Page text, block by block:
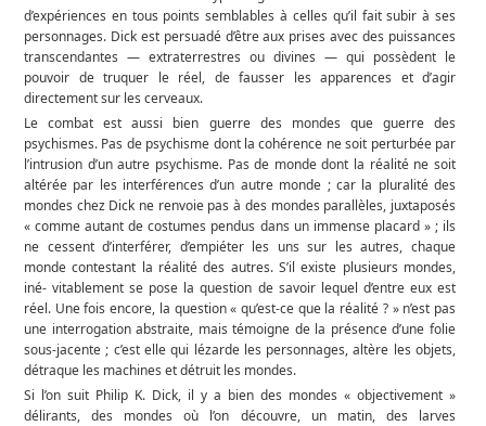
d’expériences en tous points semblables à celles qu’il fait subir à ses
personnages. Dick est persuadé d’être aux prises avec des puissances
transcendantes — extraterrestres ou divines — qui possèdent le
pouvoir de truquer le réel, de fausser les apparences et d’agir
directement sur les cerveaux.
Le combat est aussi bien guerre des mondes que guerre des
psychismes. Pas de psychisme dont la cohérence ne soit perturbée par
l’intrusion d’un autre psychisme. Pas de monde dont la réalité ne soit
altérée par les interférences d’un autre monde ; car la pluralité des
mondes chez Dick ne renvoie pas à des mondes parallèles, juxtaposés
« comme autant de costumes pendus dans un immense placard » ; ils
ne cessent d’interférer, d’empiéter les uns sur les autres, chaque
monde contestant la réalité des autres. S’il existe plusieurs mondes,
iné- vitablement se pose la question de savoir lequel d’entre eux est
réel. Une fois encore, la question « qu’est-ce que la réalité ? » n’est pas
une interrogation abstraite, mais témoigne de la présence d’une folie
sous-jacente ; c’est elle qui lézarde les personnages, altère les objets,
détraque les machines et détruit les mondes.
Si l’on suit Philip K. Dick, il y a bien des mondes « objectivement »
délirants, des mondes où l’on découvre, un matin, des larves